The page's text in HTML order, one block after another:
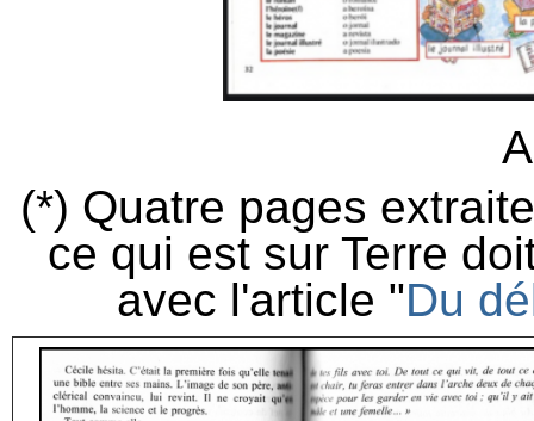
(*) Quatre pages
ce qui est sur Terre
avec l'article "Du